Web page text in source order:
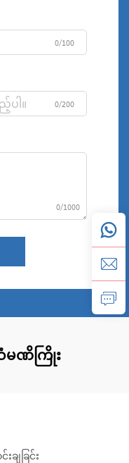
0/100
0/200
0/1000
မဏိကြိုး
ချခြင်း